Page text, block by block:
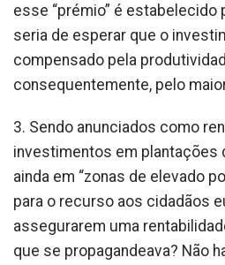
esse “prémio” é estabelecido
seria de esperar que o
compensado pela
consequentemente, pelo
3. Sendo anunciados como
investimentos em plantações
ainda em “zonas de elevado
para o recurso aos cidadãos
assegurarem uma
que se propagandeava? Não